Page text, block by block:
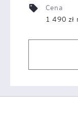
Cena
1 490 zł